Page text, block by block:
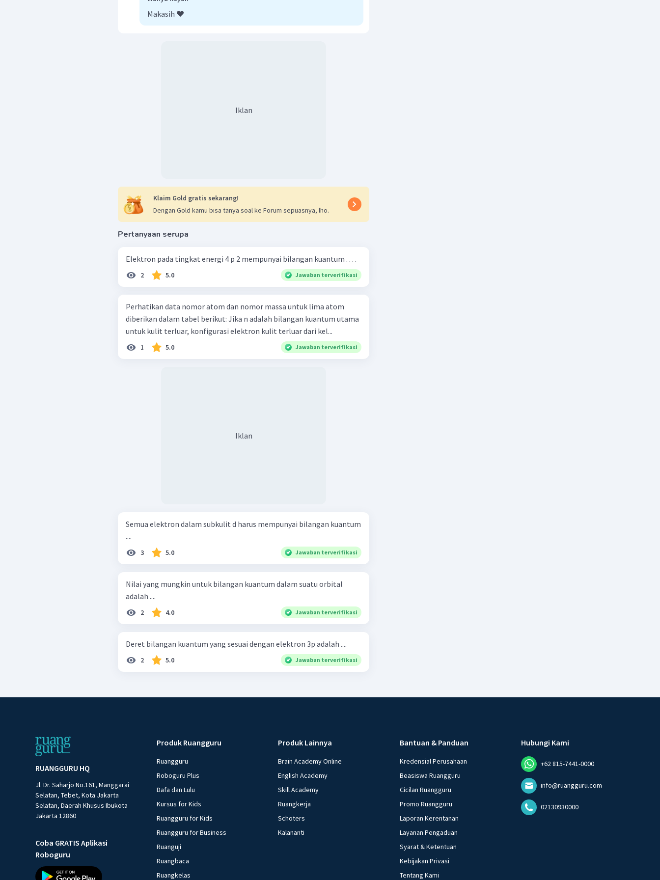
poin di atas. Bilangan kuantum
menyimpang dari hubungan keempat poin di atas karena
seharusnya jikal=1 maka nilaimberkisar dari -1, 0, +1.
Makasih ❤️
Iklan
Klaim Gold gratis sekarang!
Dengan Gold kamu bisa tanya soal ke Forum sepuasnya, lho.
Pertanyaan serupa
Elektron pada tingkat energi 4 p 2 mempunyai bilangan kuantum . . . .
2 5.0 Jawaban terverifikasi
Perhatikan data nomor atom dan nomor massa untuk lima atom
diberikan dalam tabel berikut: Jika n adalah bilangan kuantum utama
untuk kulit terluar, konfigurasi elektron kulit terluar dari kel...
1 5.0 Jawaban terverifikasi
Iklan
Semua elektron dalam subkulit d harus mempunyai bilangan kuantum
....
3 5.0 Jawaban terverifikasi
Nilai yang mungkin untuk bilangan kuantum dalam suatu orbital
adalah ....
2 4.0 Jawaban terverifikasi
Deret bilangan kuantum yang sesuai dengan elektron 3p adalah ....
2 5.0 Jawaban terverifikasi
RUANGGURU HQ
Jl. Dr. Saharjo No.161, Manggarai
Selatan, Tebet, Kota Jakarta
Selatan, Daerah Khusus Ibukota
Jakarta 12860
Coba GRATIS Aplikasi
Roboguru
Produk Ruangguru
Ruangguru
Roboguru Plus
Dafa dan Lulu
Kursus for Kids
Ruangguru for Kids
Ruangguru for Business
Ruanguji
Ruangbaca
Ruangkelas
Produk Lainnya
Brain Academy Online
English Academy
Skill Academy
Ruangkerja
Schoters
Kalananti
Bantuan & Panduan
Kredensial Perusahaan
Beasiswa Ruangguru
Cicilan Ruangguru
Promo Ruangguru
Laporan Kerentanan
Layanan Pengaduan
Syarat & Ketentuan
Kebijakan Privasi
Tentang Kami
Hubungi Kami
+62 815-7441-0000
info@ruangguru.com
02130930000